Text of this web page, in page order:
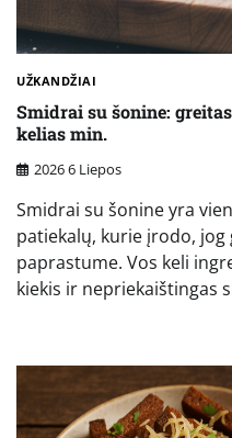
UŽKANDŽIAI
Smidrai su šonine:
kelias min.
2026 6 Liepos
Smidrai su šonine yra
patiekalų, kurie įrodo, jog
paprastume. Vos keli
kiekis ir nepriekaištingas